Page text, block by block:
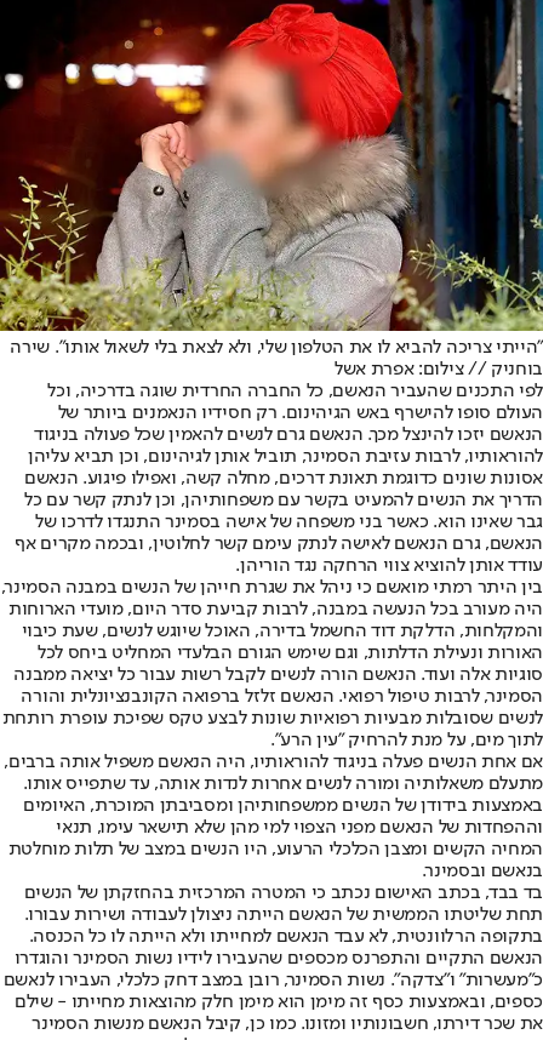
"הייתי צריכה להביא לו את הטלפון שלי, ולא לצאת בלי לשאול אותו". שירה
בוחניק // צילום: אפרת אשל
לפי התכנים שהעביר הנאשם, כל החברה החרדית שוגה בדרכיה, וכל
העולם סופו להישרף באש הגיהינום. רק חסידיו הנאמנים ביותר של
הנאשם יזכו להינצל מכך. הנאשם גרם לנשים להאמין שכל פעולה בניגוד
להוראותיו, לרבות עזיבת הסמינר, תוביל אותן לגיהינום, וכן תביא עליהן
אסונות שונים כדוגמת תאונת דרכים, מחלה קשה, ואפילו פיגוע. הנאשם
הדריך את הנשים להמעיט בקשר עם משפחותיהן, וכן לנתק קשר עם כל
גבר שאינו הוא. כאשר בני משפחה של אישה בסמינר התנגדו לדרכו של
הנאשם, גרם הנאשם לאישה לנתק עימם קשר לחלוטין, ובכמה מקרים אף
עודד אותן להוציא צווי הרחקה נגד הוריהן.
בין היתר רמתי מואשם כי ניהל את שגרת חייהן של הנשים במבנה הסמינר,
היה מעורב בכל הנעשה במבנה, לרבות קביעת סדר היום, מועדי הארוחות
והמקלחות, הדלקת דוד החשמל בדירה, האוכל שיוגש לנשים, שעת כיבוי
האורות ונעילת הדלתות, וגם שימש הגורם הבלעדי המחליט ביחס לכל
סוגיות אלה ועוד. הנאשם הורה לנשים לקבל רשות עבור כל יציאה ממבנה
הסמינר, לרבות טיפול רפואי. הנאשם זלזל ברפואה הקונבנציונלית והורה
לנשים שסובלות מבעיות רפואיות שונות לבצע טקס שפיכת עופרת רותחת
לתוך מים, על מנת להרחיק "עין הרע".
אם אחת הנשים פעלה בניגוד להוראותיו, היה הנאשם משפיל אותה ברבים,
מתעלם משאלותיה ומורה לנשים אחרות לנדות אותה, עד שתפייס אותו.
באמצעות בידודן של הנשים ממשפחותיהן ומסביבתן המוכרת, האיומים
וההפחדות של הנאשם מפני הצפוי למי מהן שלא תישאר עימו, תנאי
המחיה הקשים ומצבן הכלכלי הרעוע, היו הנשים במצב של תלות מוחלטת
בנאשם ובסמינר.
בד בבד, בכתב האישום נכתב כי המטרה המרכזית בהחזקתן של הנשים
תחת שליטתו הממשית של הנאשם הייתה ניצולן לעבודה ושירות עבורו.
בתקופה הרלוונטית, לא עבד הנאשם למחייתו ולא הייתה לו כל הכנסה.
הנאשם התקיים והתפרנס מכספים שהעבירו לידיו נשות הסמינר והוגדרו
כ"מעשרות" ו"צדקה". נשות הסמינר, רובן במצב דחק כלכלי, העבירו לנאשם
כספים, ובאמצעות כסף זה מימן הוא מימן חלק מהוצאות מחייתו - שילם
את שכר דירתו, חשבונותיו ומזונו. כמו כן, קיבל הנאשם מנשות הסמינר